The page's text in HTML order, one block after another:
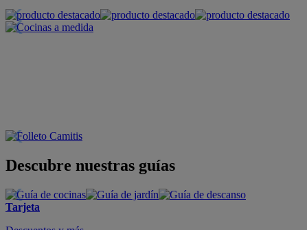
Descubre nuestras guías
Tarjeta